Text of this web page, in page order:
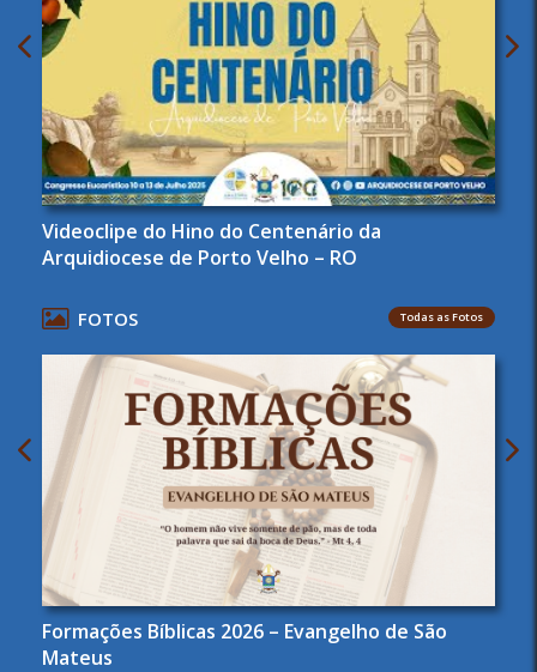
Videoclipe do Hino do Centenário da
Arquidiocese de Porto Velho – RO
FOTOS Todas as Fotos
Formações Bíblicas 2026 – Evangelho de São
Mateus